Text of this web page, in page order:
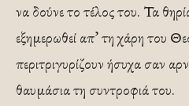
να δούνε το τέλος του. Τα
εξημερωθεί απ’ τη χάρη του
περιτριγυρίζουν ήσυχα σαν
θαυμάσια τη συντροφιά του.